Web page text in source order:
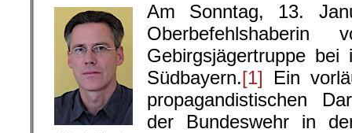
Am Sonntag, 13.
Gebirgsjägertruppe
Südbayern.[1] Ein
propagandistischen
der Bundeswehr in